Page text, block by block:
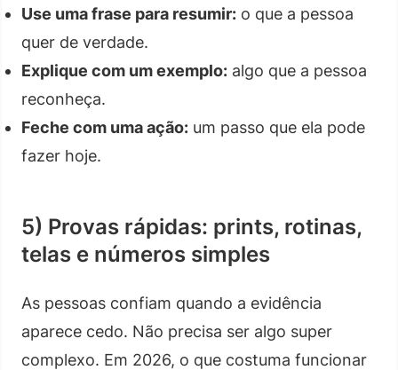
Use uma frase para resumir: o que a pessoa
quer de verdade.
Explique com um exemplo: algo que a pessoa
reconheça.
Feche com uma ação: um passo que ela pode
fazer hoje.
5) Provas rápidas: prints, rotinas,
telas e números simples
As pessoas confiam quando a evidência
aparece cedo. Não precisa ser algo super
complexo. Em 2026, o que costuma funcionar